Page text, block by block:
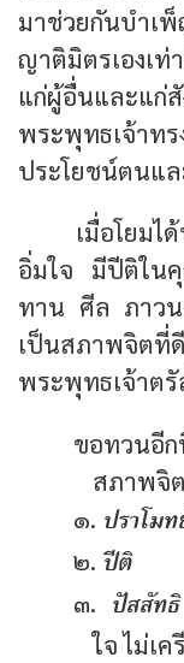
มาช่วยกันบำเ
ญาติมิตรเองเ
แก่ผู้อื่นและแ
พระพุทธเจ้า
ประโยชน์ตนแ
เมื่อโยม
อิ่มใจ มีปีติใน
ทาน ศีล ภาวน
เป็นสภาพจิต
พระพุทธเจ้าตรั
ขอทวนอี
สภาพจิ
๑. ปราโม
๒. ปีติ
๓. ปัสสัทธิ
ใจ ไม่เค